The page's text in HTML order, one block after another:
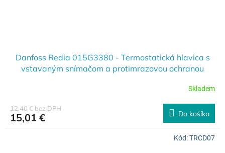
Danfoss Redia 015G3380 - Termostatická hlavica s
vstavaným snímačom a protimrazovou ochranou
Skladem
12,40 € bez DPH
15,01 € Do košíka
Kód:TRCD07